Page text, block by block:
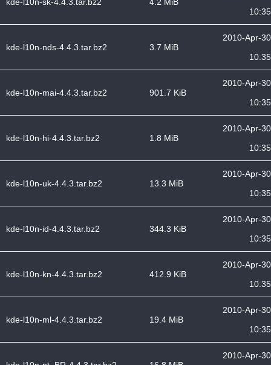
10:35
kde-l10n-nds-4.4.3.tar.bz2 3.7 MiB
2010-Apr-30
10:35
kde-l10n-mai-4.4.3.tar.bz2 901.7 KiB
2010-Apr-30
10:35
kde-l10n-hi-4.4.3.tar.bz2 1.8 MiB
2010-Apr-30
10:35
kde-l10n-uk-4.4.3.tar.bz2 13.3 MiB
2010-Apr-30
10:35
kde-l10n-id-4.4.3.tar.bz2 344.3 KiB
2010-Apr-30
10:35
kde-l10n-kn-4.4.3.tar.bz2 412.9 KiB
2010-Apr-30
10:35
kde-l10n-ml-4.4.3.tar.bz2 19.4 MiB
2010-Apr-30
10:35
2010-Apr-30